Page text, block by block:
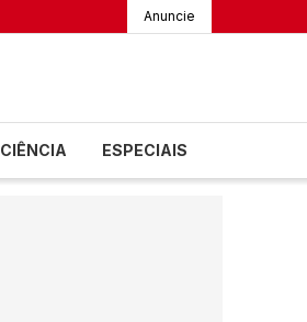
Anuncie
CIÊNCIA ESPECIAIS